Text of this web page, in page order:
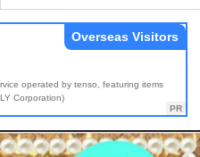
operated by tenso, featuring items
Corporation)
Overseas Visitors